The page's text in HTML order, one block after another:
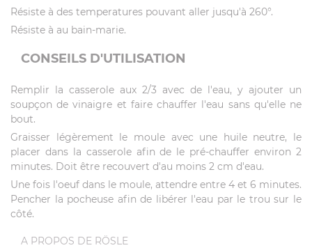
Résiste à des temperatures pouvant aller jusqu'à 260°.
Résiste à au bain-marie.
CONSEILS D'UTILISATION
Remplir la casserole aux 2/3 avec de l'eau, y ajouter un
soupçon de vinaigre et faire chauffer l'eau sans qu'elle ne
bout.
Graisser légèrement le moule avec une huile neutre, le
placer dans la casserole afin de le pré-chauffer environ 2
minutes. Doit être recouvert d'au moins 2 cm d'eau.
Une fois l'oeuf dans le moule, attendre entre 4 et 6 minutes.
Pencher la pocheuse afin de libérer l'eau par le trou sur le
côté.
A PROPOS DE RÖSLE